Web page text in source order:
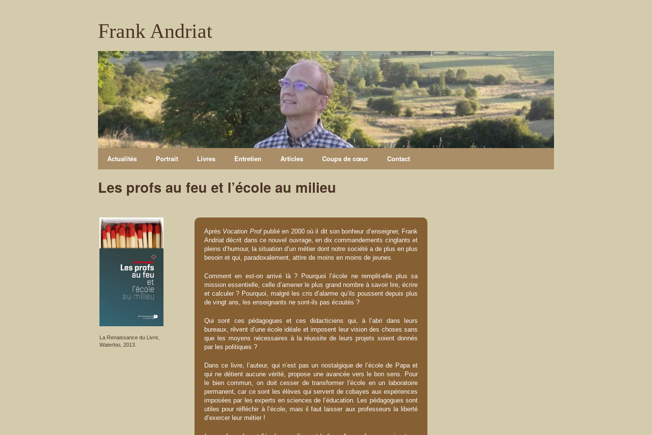
Frank Andriat
Actualités Portrait Livres Entretien Articles Coups de cœur Contact
Les profs au feu et l’école au milieu
La Renaissance du Livre,
Waterloo, 2013.
Après Vocation Profpublié en 2000 où il dit son bonheur d’enseigner, Frank
Andriat décrit dans ce nouvel ouvrage, en dix commandements cinglants et
pleins d’humour, la situation d’un métier dont notre société a de plus en plus
besoin et qui, paradoxalement, attire de moins en moins de jeunes.
Comment en est-on arrivé là ? Pourquoi l’école ne remplit-elle plus sa
mission essentielle, celle d’amener le plus grand nombre à savoir lire, écrire
et calculer ? Pourquoi, malgré les cris d’alarme qu’ils poussent depuis plus
de vingt ans, les enseignants ne sont-ils pas écoutés ?
Qui sont ces pédagogues et ces didacticiens qui, à l’abri dans leurs
bureaux, rêvent d’une école idéale et imposent leur vision des choses sans
que les moyens nécessaires à la réussite de leurs projets soient donnés
par les politiques ?
Dans ce livre, l’auteur, qui n’est pas un nostalgique de l’école de Papa et
qui ne détient aucune vérité, propose une avancée vers le bon sens. Pour
le bien commun, on doit cesser de transformer l’école en un laboratoire
permanent, car ce sont les élèves qui servent de cobayes aux expériences
imposées par les experts en sciences de l’éducation. Les pédagogues sont
utiles pour réfléchir à l’école, mais il faut laisser aux professeurs la liberté
d’exercer leur métier !